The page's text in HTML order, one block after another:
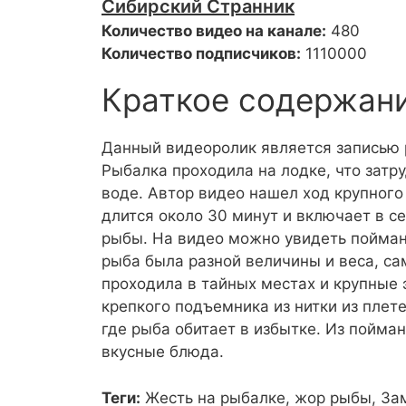
Сибирский Странник
Количество видео на канале: 480
Количество подписчиков: 1110000
Краткое
Данный видеоролик является
Рыбалка проходила на лодке, что
воде. Автор видео нашел ход
длится около 30 минут и включает в
рыбы. На видео можно увидеть
рыба была разной величины и веса,
проходила в тайных местах и
крепкого подъемника из нитки из
где рыба обитает в избытке. Из
вкусные блюда.
Теги: Жесть на рыбалке, жор рыбы,